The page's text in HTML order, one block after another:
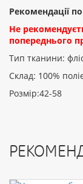
Рекомендації
Не
попереднього
Тип тканини:
Склад: 100%
Розмір:42-58